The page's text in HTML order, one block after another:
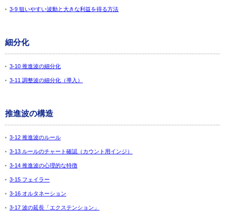
3-9 狙いやすい波動と大きな利益を得る方法
細分化
3-10 推進波の細分化
3-11 調整波の細分化（導入）
推進波の構造
3-12 推進波のルール
3-13 ルールのチャート確認（カウント用インジ）
3-14 推進波の心理的な特徴
3-15 フェイラー
3-16 オルタネーション
3-17 波の延長「エクステンション」